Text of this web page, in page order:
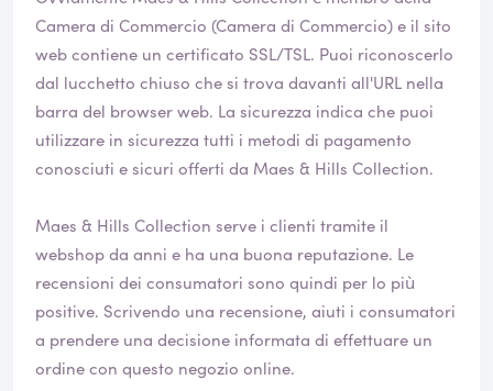
t
a
z
i
n
e
è
a
t
a
v
e
r
i
Camera di Commercio (Camera di Commercio) e il sito
web contiene un certificato SSL/TSL. Puoi riconoscerlo
dal lucchetto chiuso che si trova davanti all'URL nella
barra del browser web. La sicurezza indica che puoi
utilizzare in sicurezza tutti i metodi di pagamento
conosciuti e sicuri offerti da Maes & Hills Collection.
Maes & Hills Collection serve i clienti tramite il
webshop da anni e ha una buona reputazione. Le
recensioni dei consumatori sono quindi per lo più
positive. Scrivendo una recensione, aiuti i consumatori
a prendere una decisione informata di effettuare un
ordine con questo negozio online.